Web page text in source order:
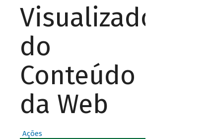
Visualizador
do
Conteúdo
da Web
Ações